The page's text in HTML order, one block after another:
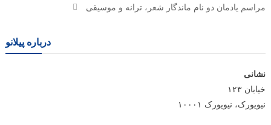
مراسم یادمان دو نام ماندگار شعر، ترانه و موسیقی
درباره پیلانو
نشانی
خیابان ۱۲۳
نیویورک، نیویورک ۱۰۰۰۱